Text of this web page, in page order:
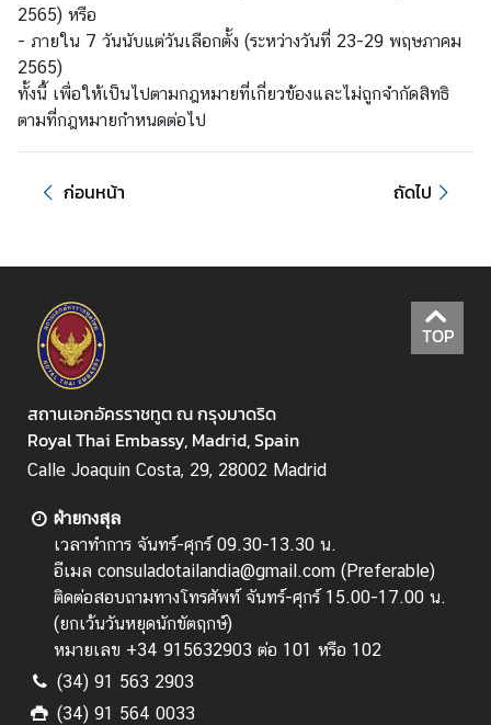
ธุ
ร
กิ
จ
ล
สำ
ห
รั
บ
ค
ไ
ท
ย
บ
ริ
ก
า
ร
2565) หรือ
- ภายใน 7 วันนับแต่วันเลือกตั้ง (ระหว่างวันที่ 23-29 พฤษภาคม
2565)
ทั้งนี้ เพื่อให้เป็นไปตามกฎหมายที่เกี่ยวข้องและไม่ถูกจำกัดสิทธิ
ตามที่กฎหมายกำหนดต่อไป
ก่อนหน้า ถัดไป
TOP
สถานเอกอัครราชทูต ณ กรุงมาดริด
Royal Thai Embassy, Madrid, Spain
Calle Joaquin Costa, 29, 28002 Madrid
ฝ่ายกงสุล
เวลาทำการ จันทร์-ศุกร์ 09.30-13.30 น.
อีเมล consuladotailandia@gmail.com (Preferable)
ติดต่อสอบถามทางโทรศัพท์ จันทร์-ศุกร์ 15.00-17.00 น.
(ยกเว้นวันหยุดนักขัตฤกษ์)
หมายเลข +34 915632903 ต่อ 101 หรือ 102
(34) 91 563 2903
(34) 91 564 0033